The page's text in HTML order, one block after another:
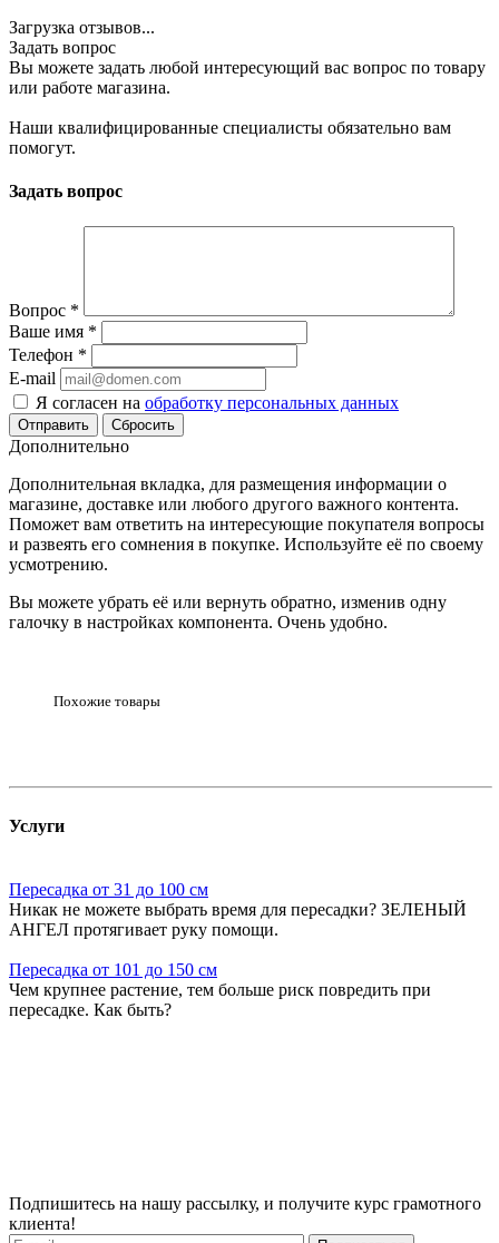
Загрузка отзывов...
Задать вопрос
Вы можете задать любой интересующий вас вопрос по товару
или работе магазина.
Наши квалифицированные специалисты обязательно вам
помогут.
Задать вопрос
Вопрос *
Ваше имя *
Телефон *
E-mail
Я согласен на обработку персональных данных
Сбросить
Дополнительно
Дополнительная вкладка, для размещения информации о
магазине, доставке или любого другого важного контента.
Поможет вам ответить на интересующие покупателя вопросы
и развеять его сомнения в покупке. Используйте её по своему
усмотрению.
Вы можете убрать её или вернуть обратно, изменив одну
галочку в настройках компонента. Очень удобно.
Похожие товары
Услуги
Пересадка от 31 до 100 см
Никак не можете выбрать время для пересадки? ЗЕЛЕНЫЙ
АНГЕЛ протягивает руку помощи.
Пересадка от 101 до 150 см
Чем крупнее растение, тем больше риск повредить при
пересадке. Как быть?
Подпишитесь на нашу рассылку, и получите курс грамотного
клиента!